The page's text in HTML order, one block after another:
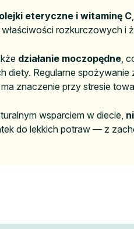
eteryczne i witaminę C
rozkurczowych i
działanie moczopędne,
diety. Regularne
znaczenie przy stresie
wsparciem w diecie,
do lekkich potraw — z